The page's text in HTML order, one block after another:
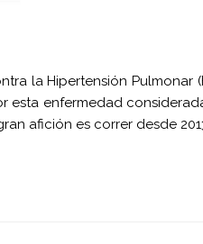
la Hipertensión Pulmonar
esta enfermedad
afición es correr desde